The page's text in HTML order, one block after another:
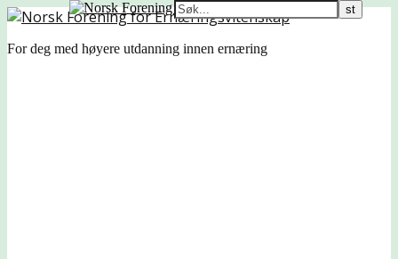
For deg med høyere utdanning innen ernæring